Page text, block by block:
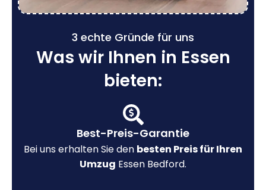
3 echte Gründe für uns
Was wir Ihnen in Essen
bieten:
Best-Preis-Garantie
Bei uns erhalten Sie den besten Preis für Ihren
Umzug Essen Bedford.